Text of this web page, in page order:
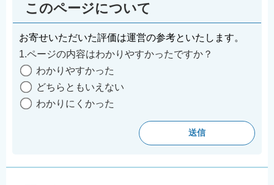
このページについて
お寄せいただいた評価は運営の参考といたします。
1.ページの内容はわかりやすかったですか？
わかりやすかった
どちらともいえない
わかりにくかった
Filipino